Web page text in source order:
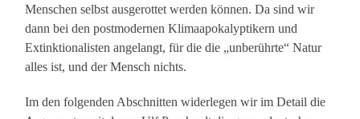
Menschen selbst ausgerottet werden können. Da sind wir
dann bei den postmodernen Klimaapokalyptikern und
Extinktionalisten angelangt, für die die „unberührte“ Natur
alles ist, und der Mensch nichts.
Im den folgenden Abschnitten widerlegen wir im Detail die